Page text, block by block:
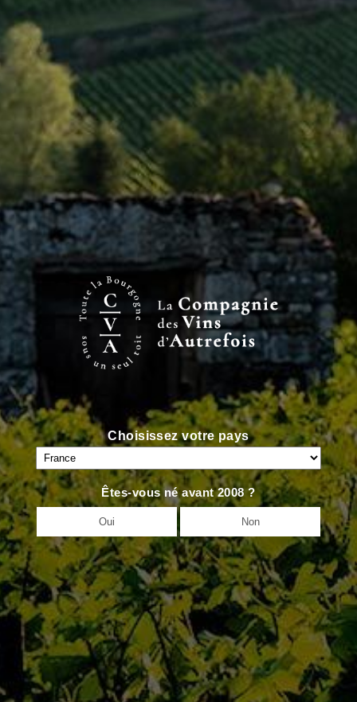
Choisissez votre pays
Êtes-vous né avant 2008 ?
Oui Non
Côte de Beaune
Niveau Régionale
Couleur
VIN PRÉCÉDENT
VIN SUIVANT >
Accueil
Qui Sommes Nous
L’Équipe
Contact
Actualités